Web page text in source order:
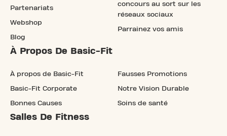
Partenariats
Webshop
Blog
concours au sort sur les
réseaux sociaux
Parrainez vos amis
À Propos De Basic-Fit
À propos de Basic-Fit
Basic-Fit Corporate
Bonnes Causes
Fausses Promotions
Notre Vision Durable
Soins de santé
Salles De Fitness